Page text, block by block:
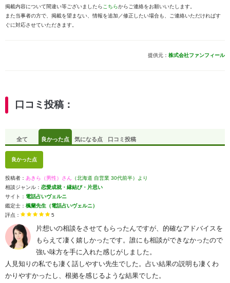
掲載内容について間違い等ございましたら こちらからご連絡をお願いいたします。
また当事者の方で、掲載を望まない、情報を追加／修正したい場合も、ご連絡いただければす
ぐに対応させていただきます。
提供元： 株式会社ファンフィール
口コミ投稿：
全て 良かった点 気になる点 口コミ投稿
良かった点
投稿者： あきら（男性）さん （北海道 自営業 30代前半）より
相談ジャンル： 恋愛成就・縁結び・片思い
サイト： 電話占いヴェルニ
鑑定士： 楓蘭先生（電話占いヴェルニ）
評点：
5
片想いの相談をさせてもらったんですが、的確なアドバイスを
もらえて凄く嬉しかったです。誰にも相談ができなかったので
強い味方を手に入れた感じがしました。
人見知りの私でも凄く話しやすい先生でした。占い結果の説明も凄くわ
かりやすかったし、根拠を感じるような結果でした。